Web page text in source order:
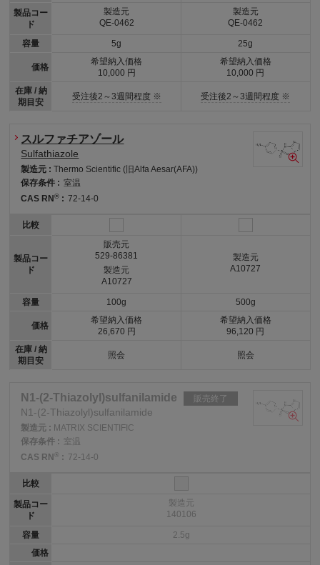
製品コー
ド
容量
価格
在庫 / 納
期目安
製造元
QE-0462
5g
希望納入価格
10,000 円
受注後2～3週間程度 ※
製造元
QE-0462
25g
希望納入価格
10,000 円
受注後2～3週間程度 ※
スルファチアゾール
Sulfathiazole
製造元 :Thermo Scientific (旧Alfa Aesar(AFA))
保存条件 : 室温
CAS RN® : 72-14-0
比較
製品コー
ド
容量
価格
在庫 / 納
期目安
販売元
529-86381
製造元
A10727
100g
希望納入価格
26,670 円
照会
製造元
A10727
500g
希望納入価格
96,120 円
照会
N1-(2-Thiazolyl)sulfanilamide 販売終了
N1-(2-Thiazolyl)sulfanilamide
製造元 : MATRIX SCIENTIFIC
保存条件 : 室温
CAS RN ® : 72-14-0
比較
製品コー
ド
容量
価格
製造元
140106
2.5g